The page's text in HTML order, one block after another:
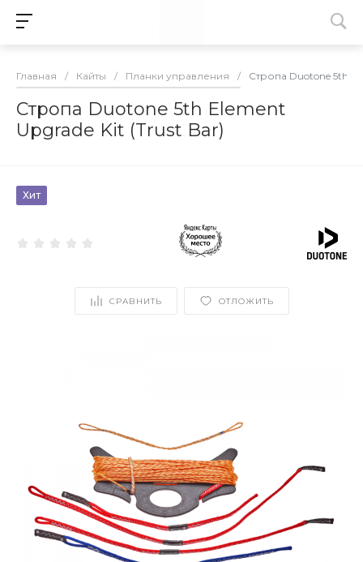
Главная / Кайты / Планки управления / Стропа Duotone 5th
Стропа Duotone 5th Element
Upgrade Kit (Trust Bar)
Хит
СРАВНИТЬ ОТЛОЖИТЬ